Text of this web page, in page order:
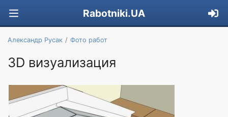
Rabotniki.UA
Александр Русак Фото работ
3D визуализация